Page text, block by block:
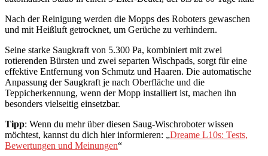
Nach der Reinigung werden die Mopps des Roboters gewaschen
und mit Heißluft getrocknet, um Gerüche zu verhindern.
Seine starke Saugkraft von 5.300 Pa, kombiniert mit zwei
rotierenden Bürsten und zwei separten Wischpads, sorgt für eine
effektive Entfernung von Schmutz und Haaren. Die automatische
Anpassung der Saugkraft je nach Oberfläche und die
Teppicherkennung, wenn der Mopp installiert ist, machen ihn
besonders vielseitig einsetzbar.
Tipp: Wenn du mehr über diesen Saug-Wischroboter wissen
möchtest, kannst du dich hier informieren: „Dreame L10s: Tests,
Bewertungen und Meinungen“